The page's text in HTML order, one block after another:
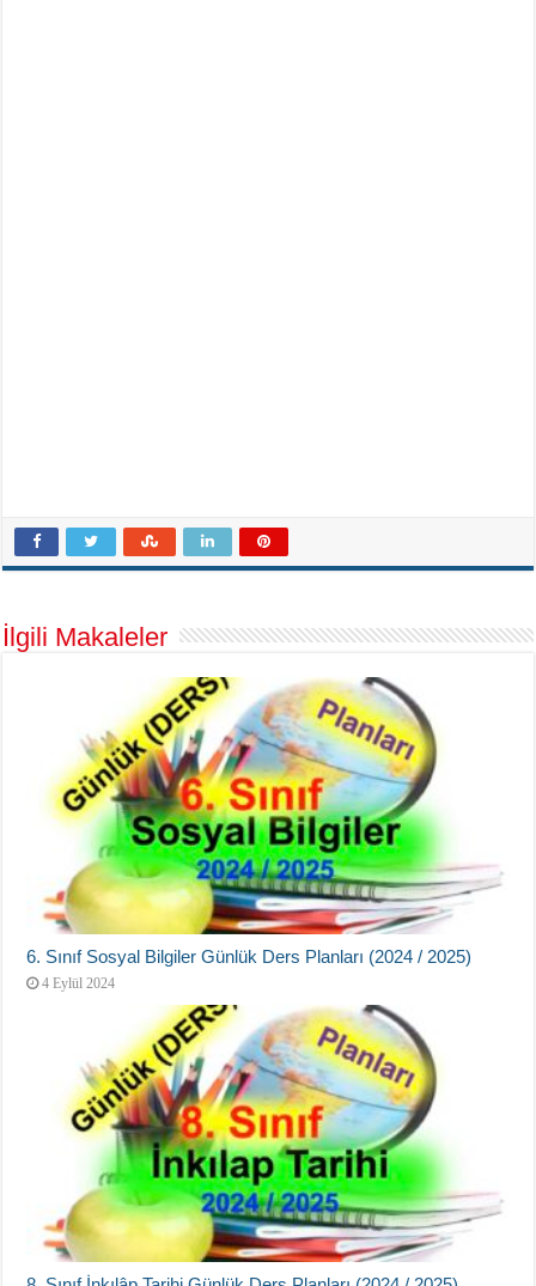
İlgili Makaleler
6. Sınıf Sosyal Bilgiler Günlük Ders Planları (2024 / 2025)
4 Eylül 2024